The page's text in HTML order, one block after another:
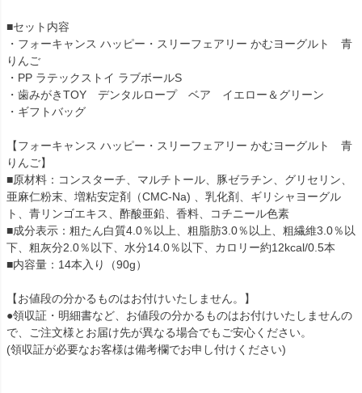
■セット内容
・フォーキャンス ハッピー・スリーフェアリー かむヨーグルト 青
りんご
・PP ラテックストイ ラブボールS
・歯みがきTOY デンタルロープ ベア イエロー＆グリーン
・ギフトバッグ
【フォーキャンス ハッピー・スリーフェアリー かむヨーグルト 青
りんご】
■原材料：コンスターチ、マルチトール、豚ゼラチン、グリセリン、
亜麻仁粉末、増粘安定剤（CMC-Na) 、乳化剤、ギリシャヨーグル
ト、青リンゴエキス、酢酸亜鉛、香料、コチニール色素
■成分表示：粗たん白質4.0％以上、粗脂肪3.0％以上、粗繊維3.0％以
下、粗灰分2.0％以下、水分14.0％以下、カロリー約12kcal/0.5本
■内容量：14本入り（90g）
【お値段の分かるものはお付けいたしません。】
●領収証・明細書など、お値段の分かるものはお付けいたしませんの
で、ご注文様とお届け先が異なる場合でもご安心ください。
(領収証が必要なお客様は備考欄でお申し付けください)